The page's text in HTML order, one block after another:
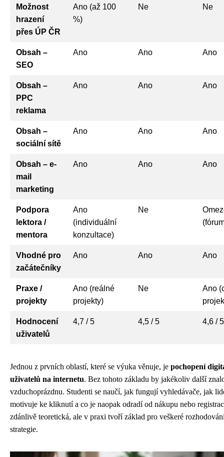
Možnost
hrazení
přes ÚP ČR
Ano (až 100
%)
Ne Ne
Obsah –
SEO
Ano Ano Ano
Obsah –
PPC
reklama
Ano Ano Ano
Obsah –
sociální sítě
Ano Ano Ano
Obsah – e-
mail
marketing
Ano Ano Ano
Podpora
lektora /
mentora
Ano
(individuální
konzultace)
Ne
Vhodné pro
začátečníky
Ano Ano Ano
Praxe /
projekty
Ano (reálné
projekty)
Ne
Ano
Hodnocení
uživatelů
4,7 / 5 4,5 / 5 4,6 / 5
Jednou z prvních oblastí, které se výuka věnuje, je pochopení
uživatelů na internetu. Bez tohoto základu by jakékoliv další
vzduchoprázdnu. Studenti se naučí, jak fungují vyhledávače, jak
motivuje ke kliknutí a co je naopak odradí od nákupu nebo
zdánlivě teoretická, ale v praxi tvoří základ pro veškeré
strategie.